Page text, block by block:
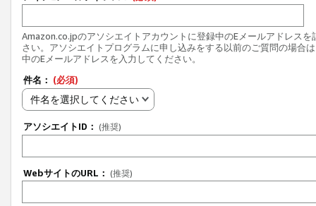
Amazon.co.jpのアソシエイトアカウントに登録中のEメールアドレスを
さい。アソシエイトプログラムに申し込みをする以前のご質問の場合
中のEメールアドレスを入力してください。
件名： (必須)
件名を選択してください
アソシエイトID： (推奨)
WebサイトのURL： (推奨)